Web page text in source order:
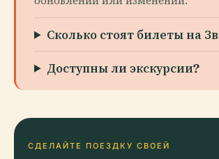
Сколько стоят билеты на
Доступны ли экскурсии?
СДЕЛАЙТЕ ПОЕЗДКУ СВОЕЙ